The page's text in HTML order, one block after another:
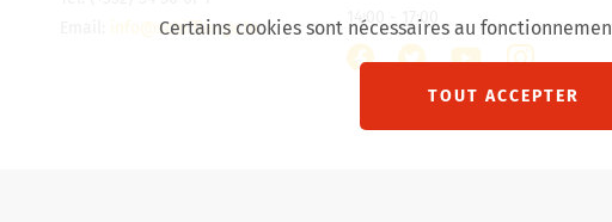
info@schifflange.lu
14:00 - 17:00
youtube
Certains cookies sont nécessaires au
TOUT ACCEPTER